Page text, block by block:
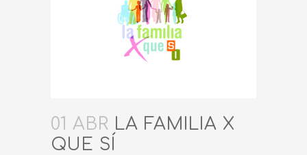
01 ABR LA FAMILIA X
QUE SÍ